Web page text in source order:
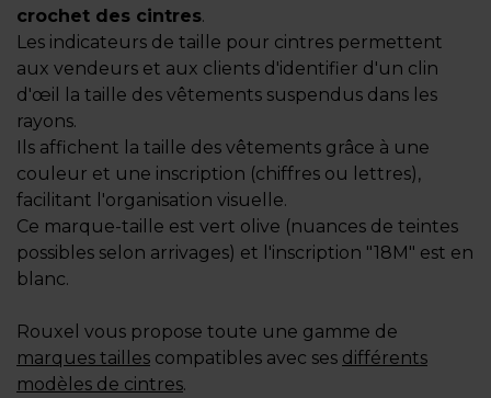
crochet des cintres.
Les indicateurs de taille pour cintres permettent
aux vendeurs et aux clients d'identifier d'un clin
d'œil la taille des vêtements suspendus dans les
rayons.
Ils affichent la taille des vêtements grâce à une
couleur et une inscription (chiffres ou lettres),
facilitant l'organisation visuelle.
Ce marque-taille est vert olive (nuances de teintes
possibles selon arrivages) et l'inscription "18M" est en
blanc.
Rouxel vous propose toute une gamme de
marques tailles compatibles avec ses différents
modèles de cintres.